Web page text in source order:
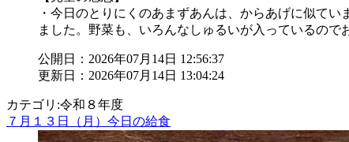
・今日のとりにくのあまずあんは、からあげに似て
ました。野菜も、いろんなしゅるいが入っているので
公開日：2026年07月14日 12:56:37
更新日：2026年07月14日 13:04:24
カテゴリ:令和８年度
７月１３日（月）今日の給食